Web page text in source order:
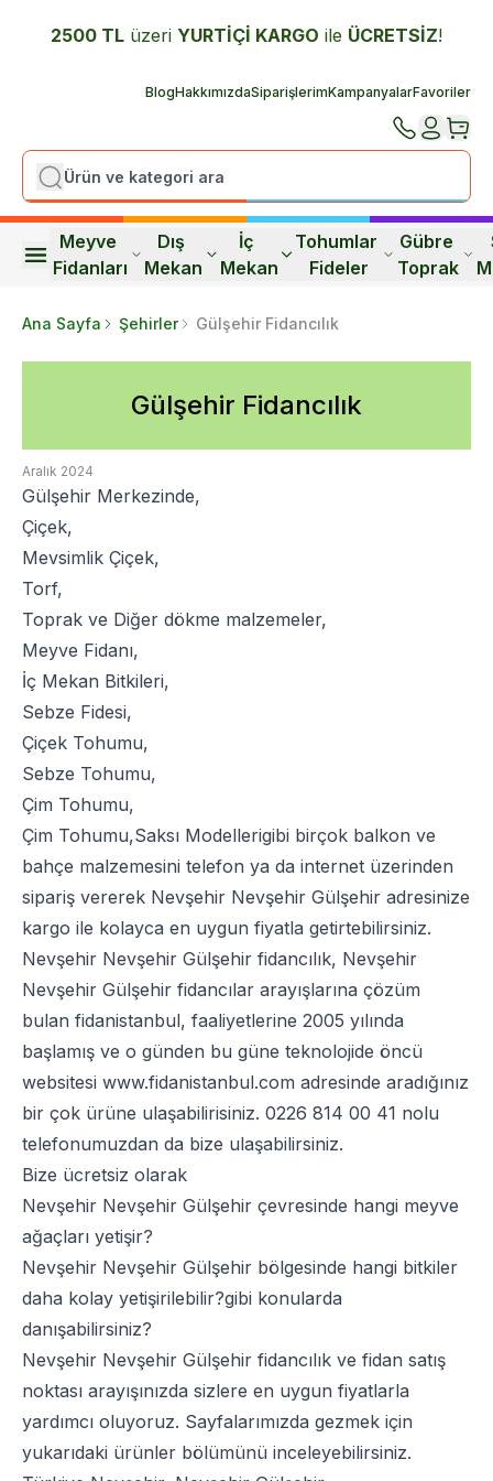
2500 TL üzeri YURTİÇİ KARGO ile ÜCRETSİZ!
BlogHakkımızdaSiparişlerimKampanyalarFavoriler
Meyve
Fidanları
Dış
Mekan
İç
Mekan
Tohumlar
Fideler
Gübre
Toprak
Ana Sayfa Şehirler Gülşehir Fidancılık
Gülşehir Fidancılık
Aralık 2024
Gülşehir Merkezinde,
Çiçek,
Mevsimlik Çiçek,
Torf,
Toprak ve Diğer dökme malzemeler,
Meyve Fidanı,
İç Mekan Bitkileri,
Sebze Fidesi,
Çiçek Tohumu,
Sebze Tohumu,
Çim Tohumu,
Çim Tohumu,Saksı Modellerigibi birçok balkon ve
bahçe malzemesini telefon ya da internet üzerinden
sipariş vererek Nevşehir Nevşehir Gülşehir adresinize
kargo ile kolayca en uygun fiyatla getirtebilirsiniz.
Nevşehir Nevşehir Gülşehir fidancılık, Nevşehir
Nevşehir Gülşehir fidancılar arayışlarına çözüm
bulan fidanistanbul, faaliyetlerine 2005 yılında
başlamış ve o günden bu güne teknolojide öncü
websitesi www.fidanistanbul.com adresinde aradığınız
bir çok ürüne ulaşabilirisiniz. 0226 814 00 41 nolu
telefonumuzdan da bize ulaşabilirsiniz.
Bize ücretsiz olarak
Nevşehir Nevşehir Gülşehir çevresinde hangi meyve
ağaçları yetişir?
Nevşehir Nevşehir Gülşehir bölgesinde hangi bitkiler
daha kolay yetişirilebilir?gibi konularda
danışabilirsiniz?
Nevşehir Nevşehir Gülşehir fidancılık ve fidan satış
noktası arayışınızda sizlere en uygun fiyatlarla
yardımcı oluyoruz. Sayfalarımızda gezmek için
yukarıdaki ürünler bölümünü inceleyebilirsiniz.